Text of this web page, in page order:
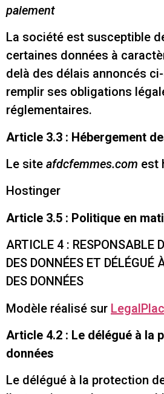
paiement
La société est susceptible
certaines données à
delà des délais annoncés
remplir ses obligations
réglementaires.
Article 3.3 : Hébergement
Le site afdcfemmes.com est
Hostinger
Article 3.5 : Politique en
ARTICLE 4 : RESPONSABLE
DES DONNÉES ET DÉLÉGUÉ
DES DONNÉES
Modèle réalisé sur
Article 4.2 : Le délégué à la
données
Le délégué à la protection